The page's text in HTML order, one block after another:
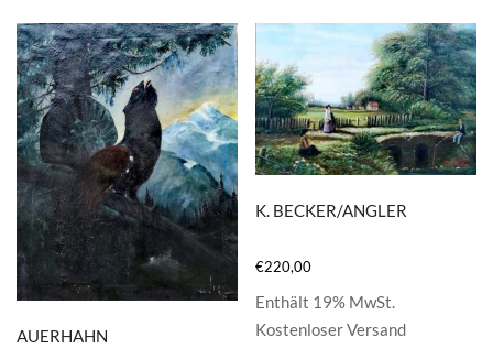
AUERHAHN
K. BECKER/ANGLER
€220,00
Enthält 19% MwSt.
Kostenloser Versand